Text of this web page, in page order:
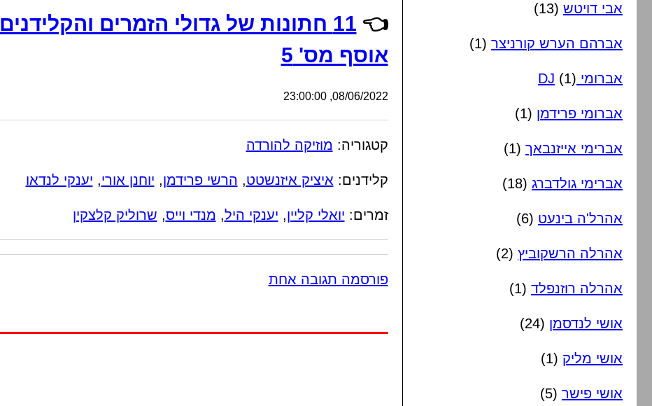
👈
11 חתונות של גדולי הזמרים והקלידנים
אוסף מס' 5
08/06/2022, 23:00:00
קטגוריה: מוזיקה להורדה
קלידנים: איציק איזנשטט, הרשי פרידמן, יוחנן אורי, יענקי לנדאו
זמרים: יואלי קליין, יענקי היל, מנדי וייס, שרוליק קלצקין
פורסמה תגובה אחת
אבי דויטש (13)
אברהם הערש קורניצר (1)
אברומי DJ (1)
אברומי פרידמן (1)
אברימי אייזנבאך (1)
אברימי גולדברג (18)
אהרל'ה בינעט (6)
אהרלה הרשקוביץ (2)
אהרלה רוזנפלד (1)
אושי לנדסמן (24)
אושי מליק (1)
אושי פישר (5)